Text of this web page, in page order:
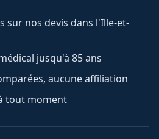
sur nos devis dans l'Ille-et-
jusqu'à 85 ans
aucune affiliation
tout moment